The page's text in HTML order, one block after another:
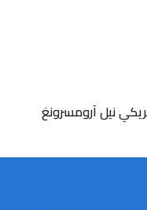
نيل آرومسرونغ